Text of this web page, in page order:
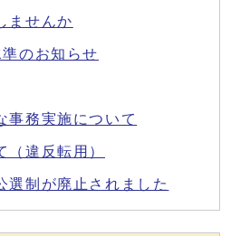
ませんか
のお知らせ
事務実施について
（違反転用）
選制が廃止されました